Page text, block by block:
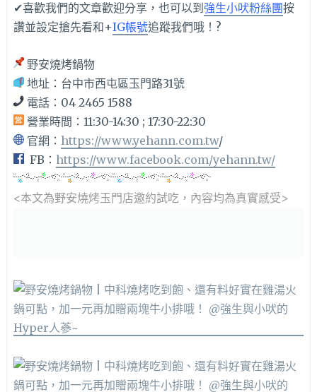
✔喜歡我們的文章歡迎分享，也可以到 強生小吠粉絲團按
讚並設定搶先看和+IG帳號追蹤我們哦！?
野安燒烤鍋物
地址：台中市西屯區玉門路31號
電話：04 2465 1588
營業時間：11:30-14:30 ; 17:30-22:30
官網： https://www.yehann.com.tw/
FB： https://www.facebook.com/yehann.tw/
<本文為野安燒烤玉門店邀約試吃，內容均為真實感受>